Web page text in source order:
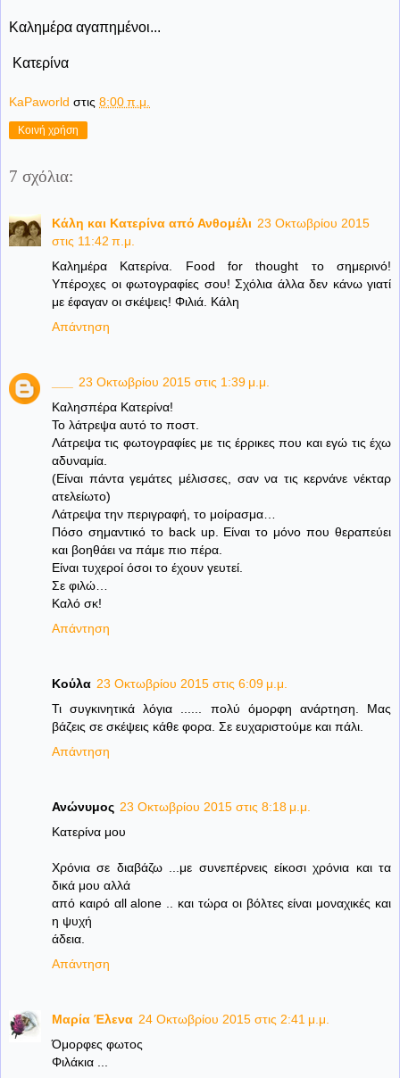
Καλημέρα αγαπημένοι...
Κατερίνα
KaPaworld στις 8:00 π.μ.
Κοινή χρήση
7 σχόλια:
Κάλη και Κατερίνα από Ανθομέλι 23 Οκτωβρίου 2015
στις 11:42 π.μ.
Καλημέρα Κατερίνα. Food for thought το σημερινό!
Υπέροχες οι φωτογραφίες σου! Σχόλια άλλα δεν κάνω γιατί
με έφαγαν οι σκέψεις! Φιλιά. Κάλη
Απάντηση
23 Οκτωβρίου 2015 στις 1:39 μ.μ.
Καλησπέρα Κατερίνα!
Το λάτρεψα αυτό το ποστ.
Λάτρεψα τις φωτογραφίες με τις έρρικες που και εγώ τις έχω
αδυναμία.
(Είναι πάντα γεμάτες μέλισσες, σαν να τις κερνάνε νέκταρ
ατελείωτο)
Λάτρεψα την περιγραφή, το μοίρασμα…
Πόσο σημαντικό το back up. Είναι το μόνο που θεραπεύει
και βοηθάει να πάμε πιο πέρα.
Είναι τυχεροί όσοι το έχουν γευτεί.
Σε φιλώ…
Καλό σκ!
Απάντηση
Κούλα 23 Οκτωβρίου 2015 στις 6:09 μ.μ.
Τι συγκινητικά λόγια ...... πολύ όμορφη ανάρτηση. Μας
βάζεις σε σκέψεις κάθε φορα. Σε ευχαριστούμε και πάλι.
Απάντηση
Ανώνυμος 23 Οκτωβρίου 2015 στις 8:18 μ.μ.
Κατερίνα μου
Χρόνια σε διαβάζω ...με συνεπέρνεις είκοσι χρόνια και τα
δικά μου αλλά
από καιρό αll alone .. και τώρα οι βόλτες είναι μοναχικές και
η ψυχή
άδεια.
Απάντηση
Μαρία Έλενα 24 Οκτωβρίου 2015 στις 2:41 μ.μ.
Όμορφες φωτος
Φιλάκια ...